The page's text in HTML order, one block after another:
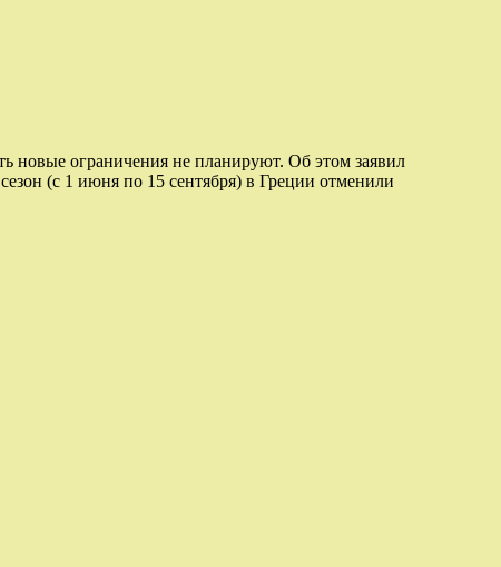
новые ограничения не планируют. Об этом заявил
(с 1 июня по 15 сентября) в Греции отменили